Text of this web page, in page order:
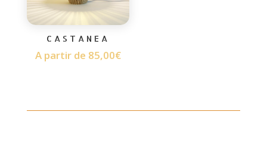
CASTANEA
A partir de 85,00€